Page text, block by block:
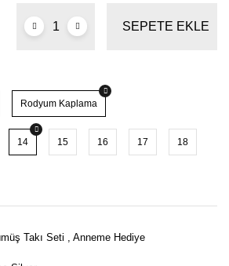
SEPETE EKLE
Rodyum Kaplama
14 15 16 17 18
Takı Seti ,Anneme Hediye